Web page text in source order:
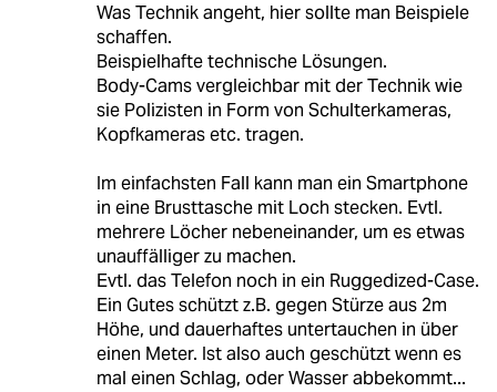
Was Technik angeht, hier sollte man Beispiele
schaffen.
Beispielhafte technische Lösungen.
Body-Cams vergleichbar mit der Technik wie
sie Polizisten in Form von Schulterkameras,
Kopfkameras etc. tragen.
Im einfachsten Fall kann man ein Smartphone
in eine Brusttasche mit Loch stecken. Evtl.
mehrere Löcher nebeneinander, um es etwas
unauffälliger zu machen.
Evtl. das Telefon noch in ein Ruggedized-Case.
Ein Gutes schützt z.B. gegen Stürze aus 2m
Höhe, und dauerhaftes untertauchen in über
einen Meter. Ist also auch geschützt wenn es
mal einen Schlag, oder Wasser abbekommt...